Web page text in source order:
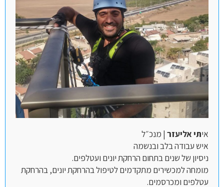
תי אליעזר| מנכ״ל
איש עבודה בלב ובנשמה
ניסיון של שנים בתחום הרחקת יונים ועטלפים.
מומחה למכשירים מתקדמים לטיפול בהרחקת יונים, בהרחקת
עטלפים ומכרסמים.